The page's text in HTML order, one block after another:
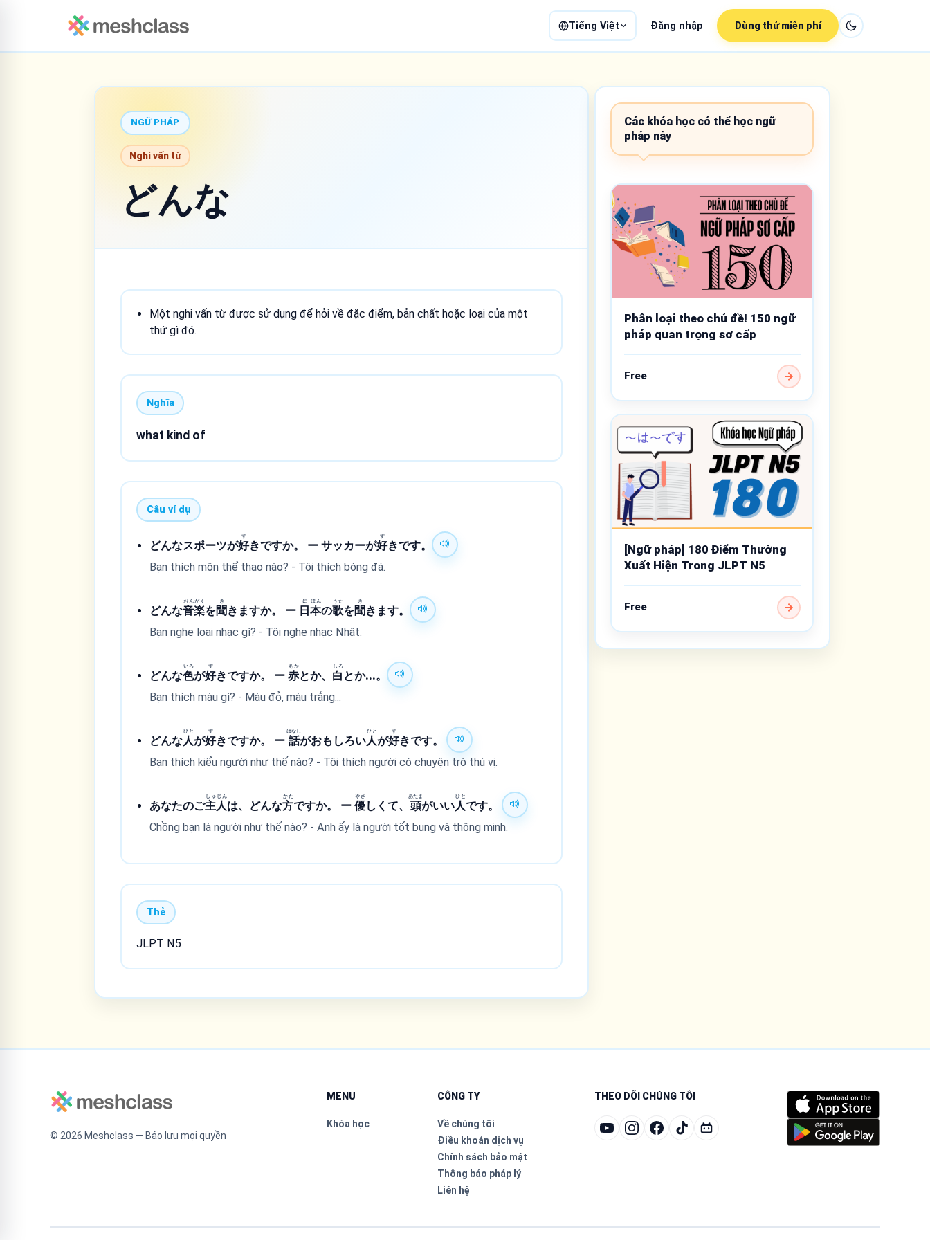
Tiếng Việt Đăng nhập Dùng thử miễn phí
NGỮ PHÁP
Nghi vấn từ
どんな
Một nghi vấn từ được sử dụng để hỏi về đặc điểm, bản chất hoặc loại của một
thứ gì đó.
Nghĩa
what kind of
Câu ví dụ
どんなスポーツが好
す
きですか。 ー サッカーが好
す
きです。
Bạn thích môn thể thao nào? - Tôi thích bóng đá.
どんな音
おん
楽
がく
を聞
き
きますか。 ー 日
に
本
ほん
の歌
うた
を聞
き
きます。
Bạn nghe loại nhạc gì? - Tôi nghe nhạc Nhật.
どんな色
いろ
が好
す
きですか。 ー赤
あか
とか、 白
しろ
とか...。
Bạn thích màu gì? - Màu đỏ, màu trắng...
どんな人
ひと
が好
す
きですか。 ー 話
はなし
がおもしろい人
ひと
が好
す
きです。
Bạn thích kiểu người như thế nào? - Tôi thích người có chuyện trò thú vị.
あなたのご主
しゅ
人
じん
は、どんな方
かた
ですか。 ー優
やさ
しくて、 頭
あたま
がいい人
ひと
です。
Chồng bạn là người như thế nào? - Anh ấy là người tốt bụng và thông minh.
Thẻ
JLPT N5
Các khóa học có thể học ngữ
pháp này
Phân loại theo chủ đề! 150 ngữ
pháp quan trọng sơ cấp
Free
[Ngữ pháp] 180 Điểm Thường
Xuất Hiện Trong JLPT N5
Free
© 2026 Meshclass — Bảo lưu mọi quyền
MENU
Khóa học
CÔNG TY
Về chúng tôi
Điều khoản dịch vụ
Chính sách bảo mật
Thông báo pháp lý
Liên hệ
THEO DÕI CHÚNG TÔI